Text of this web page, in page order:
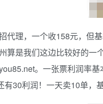
代理，一个收158元，但
算是我们这边比较好的一
。一张票利润率
有30利润！一天卖10单，